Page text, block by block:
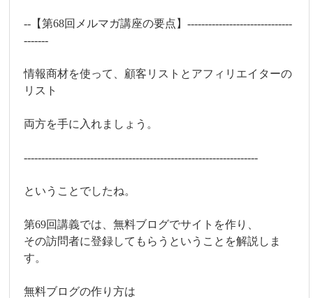
--【第68回メルマガ講座の要点】------------------------------
-------
情報商材を使って、顧客リストとアフィリエイターの
リスト
両方を手に入れましょう。
-------------------------------------------------------------------
ということでしたね。
第69回講義では、無料ブログでサイトを作り、
その訪問者に登録してもらうということを解説しま
す。
無料ブログの作り方は